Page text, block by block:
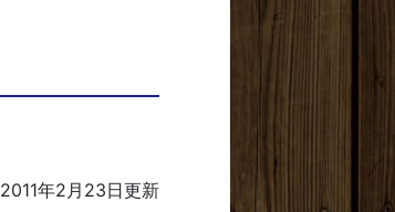
2011年2月23日更新